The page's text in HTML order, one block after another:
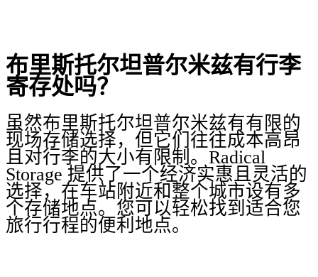
布里斯托尔坦普尔米兹有行李
寄存处吗？
虽然布里斯托尔坦普尔米兹有有限的
现场存储选择，但它们往往成本高昂
且对行李的大小有限制。Radical
Storage 提供了一个经济实惠且灵活的
选择，在车站附近和整个城市设有多
个存储地点。您可以轻松找到适合您
旅行行程的便利地点。